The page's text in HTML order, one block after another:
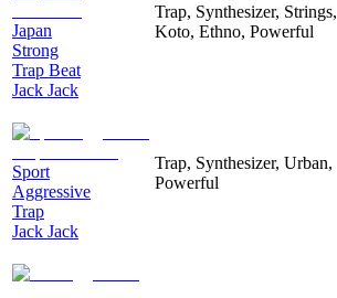
Japan
Strong
Trap Beat
Jack Jack
Trap, Synthesizer, Strings,
Koto, Ethno, Powerful
Sport
Aggressive
Trap
Jack Jack
Trap, Synthesizer, Urban,
Powerful